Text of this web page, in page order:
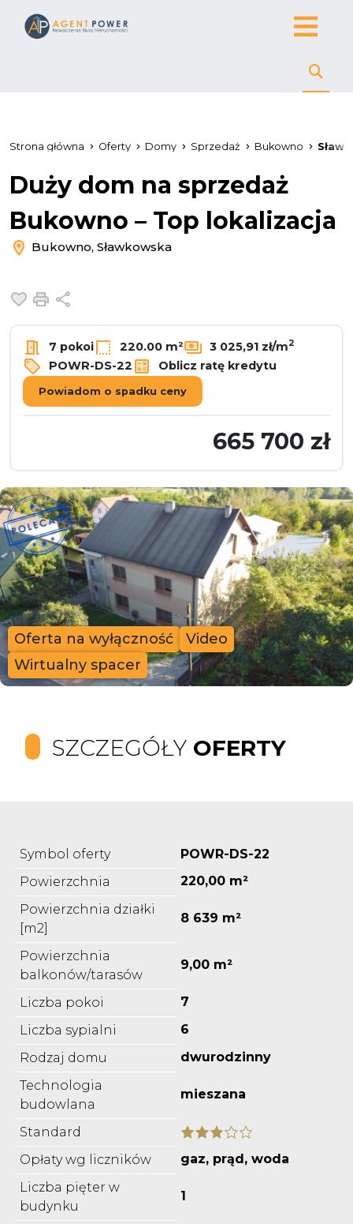
Strona główna Oferty Domy Sprzedaż Bukowno
Duży dom na sprzedaż
Bukowno – Top lokalizacja
Bukowno, Sławkowska
Dodaj do ulubionych
Drukuj
7 pokoi 220.00 m² 3 025,91 zł/m2
POWR-DS-22 Oblicz ratę kredytu
Powiadom o spadku ceny
665 700 zł
Oferta na wyłączność
Video
Wirtualny spacer
SZCZEGÓŁY OFERTY
Symbol oferty
POWR-DS-22
Powierzchnia
220,00 m²
Powierzchnia działki
[m2]
8 639 m²
Powierzchnia
balkonów/tarasów
9,00 m²
Liczba pokoi
7
Liczba sypialni
6
Rodzaj domu
dwurodzinny
Technologia
budowlana
mieszana
Standard
Opłaty wg liczników
gaz, prąd, woda
Liczba pięter w
budynku
1